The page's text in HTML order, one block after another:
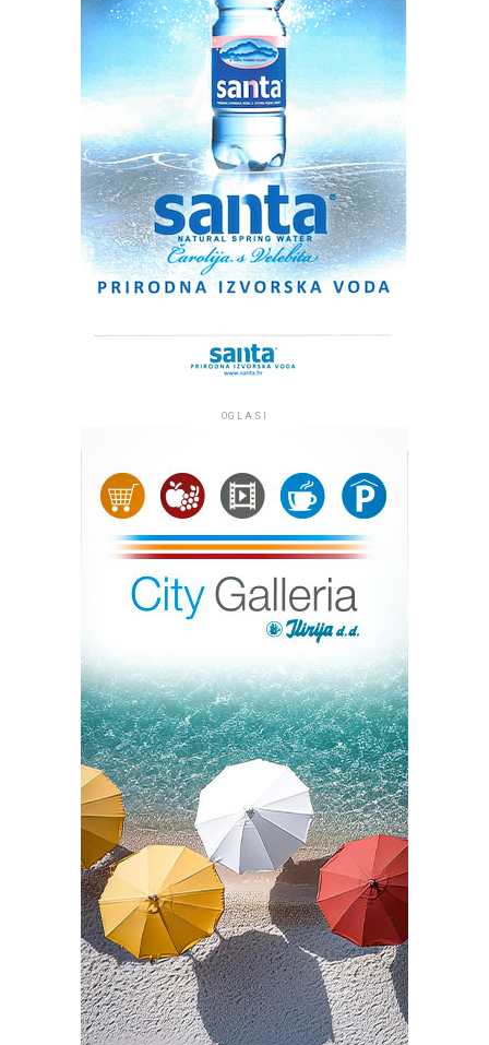
(Vesna Muhoberac, KAZALIŠTE.hr )
Cijena ulaznice iznosi 13 eura , a u prodaji su na blagajni
HNK Zadar i putem sustava Eventim
https://www.eventim.hr/eventseries/predstava-sve-
zbog-jednog-imena-3997574/
OGLASI